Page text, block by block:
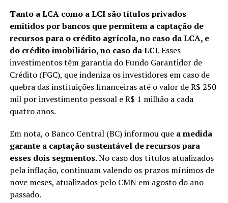
Tanto a LCA como a LCI são títulos privados
emitidos por bancos que permitem a captação de
recursos para o crédito agrícola, no caso da LCA, e
do crédito imobiliário, no caso da LCI. Esses
investimentos têm garantia do Fundo Garantidor de
Crédito (FGC), que indeniza os investidores em caso de
quebra das instituições financeiras até o valor de R$ 250
mil por investimento pessoal e R$ 1 milhão a cada
quatro anos.
Em nota, o Banco Central (BC) informou que a medida
garante a captação sustentável de recursos para
esses dois segmentos.No caso dos títulos atualizados
pela inflação, continuam valendo os prazos mínimos de
nove meses, atualizados pelo CMN em agosto do ano
passado.